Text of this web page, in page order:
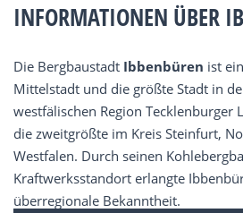
INFORMATIONEN ÜBER
Die Bergbaustadt Ibbenbüren ist
Mittelstadt und die größte Stadt in
westfälischen Region Tecklenburger
die zweitgrößte im Kreis Steinfurt,
Westfalen. Durch seinen
Kraftwerksstandort erlangte
überregionale Bekanntheit.